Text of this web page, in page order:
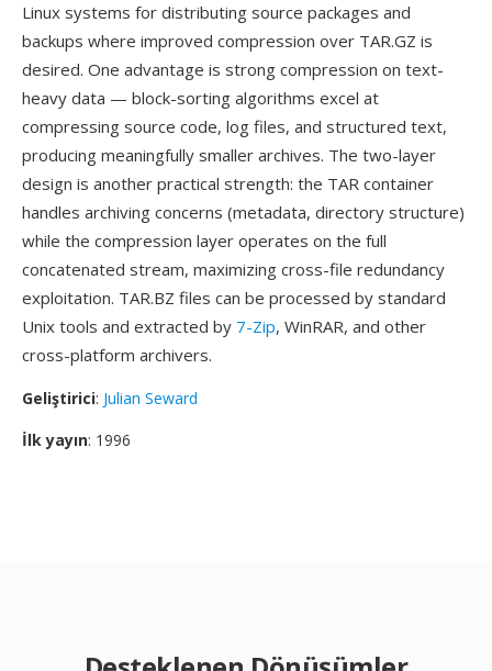
Linux systems for distributing source packages and
backups where improved compression over TAR.GZ is
desired. One advantage is strong compression on text-
heavy data — block-sorting algorithms excel at
compressing source code, log files, and structured text,
producing meaningfully smaller archives. The two-layer
design is another practical strength: the TAR container
handles archiving concerns (metadata, directory structure)
while the compression layer operates on the full
concatenated stream, maximizing cross-file redundancy
exploitation. TAR.BZ files can be processed by standard
Unix tools and extracted by 7-Zip, WinRAR, and other
cross-platform archivers.
Geliştirici: Julian Seward
İlk yayın: 1996